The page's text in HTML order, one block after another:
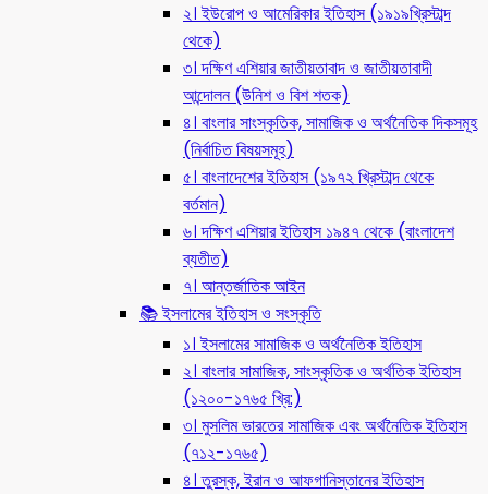
২। ইউরোপ ও আমেরিকার ইতিহাস (১৯১৯খ্রিস্টাব্দ
থেকে)
৩। দক্ষিণ এশিয়ার জাতীয়তাবাদ ও জাতীয়তাবাদী
আন্দোলন (উনিশ ও বিশ শতক)
৪। বাংলার সাংস্কৃতিক, সামাজিক ও অর্থনৈতিক দিকসমূহ
(নির্বাচিত বিষয়সমূহ)
৫। বাংলাদেশের ইতিহাস (১৯৭২ খ্রিস্টাব্দ থেকে
বর্তমান)
৬। দক্ষিণ এশিয়ার ইতিহাস ১৯৪৭ থেকে (বাংলাদেশ
ব্যতীত)
৭। আন্তর্জাতিক আইন
📚 ইসলামের ইতিহাস ও সংস্কৃতি
১। ইসলামের সামাজিক ও অর্থনৈতিক ইতিহাস
২। বাংলার সামাজিক, সাংস্কৃতিক ও অর্থতিক ইতিহাস
(১২০০-১৭৬৫ খ্রি:)
৩। মুসলিম ভারতের সামাজিক এবং অর্থনৈতিক ইতিহাস
(৭১২-১৭৬৫)
৪। তুরস্ক, ইরান ও আফগানিস্তানের ইতিহাস